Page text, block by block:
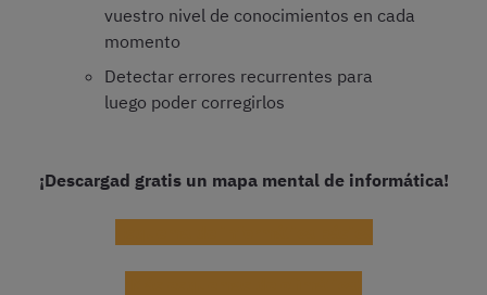
vuestro nivel de conocimientos en cada
momento
Detectar errores recurrentes para
luego poder corregirlos
¡Descargad gratis un mapa mental de informática!